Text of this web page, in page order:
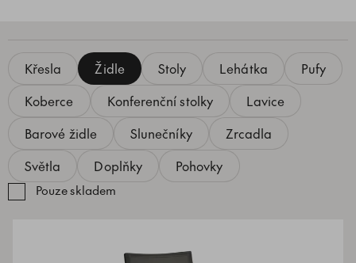
Křesla Židle Stoly Lehátka
Pufy
Koberce
Konferenční stolky
Lavice
Barové židle
Slunečníky
Zrcadla
Světla
Doplňky Pohovky
Pouze skladem